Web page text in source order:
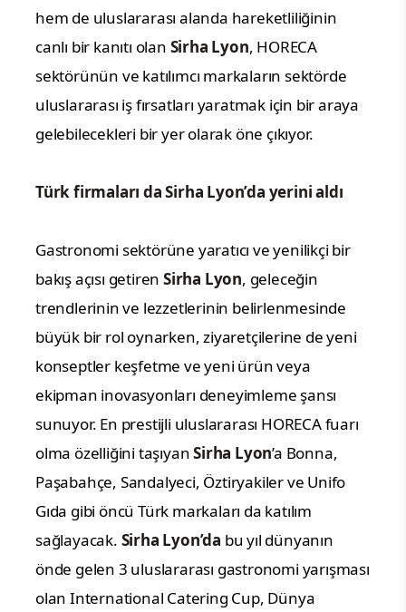
hem de uluslararası alanda hareketliliğinin
canlı bir kanıtı olan Sirha Lyon, HORECA
sektörünün ve katılımcı markaların sektörde
uluslararası iş fırsatları yaratmak için bir araya
gelebilecekleri bir yer olarak öne çıkıyor.
Türk firmaları da Sirha Lyon’da yerini aldı
Gastronomi sektörüne yaratıcı ve yenilikçi bir
bakış açısı getirenSirha Lyon, geleceğin
trendlerinin ve lezzetlerinin belirlenmesinde
büyük bir rol oynarken, ziyaretçilerine de yeni
konseptler keşfetme ve yeni ürün veya
ekipman inovasyonları deneyimleme şansı
sunuyor. En prestijli uluslararası HORECA fuarı
olma özelliğini taşıyanSirha Lyon’a Bonna,
Paşabahçe, Sandalyeci, Öztiryakiler ve Unifo
Gıda gibi öncü Türk markaları da katılım
sağlayacak. Sirha Lyon’da bu yıl dünyanın
önde gelen 3 uluslararası gastronomi yarışması
olan International Catering Cup, Dünya